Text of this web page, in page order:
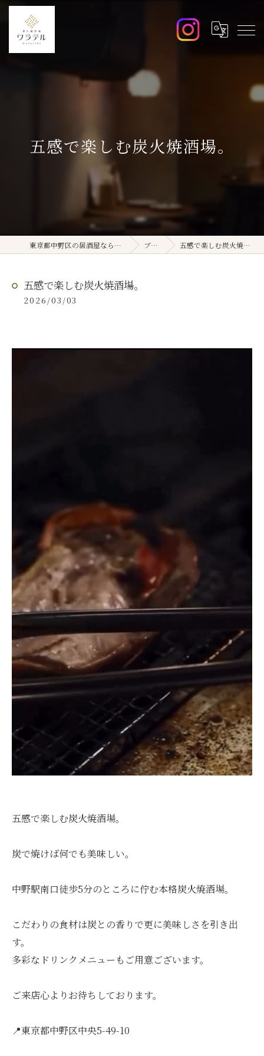
五感で楽しむ炭火焼酒場。
東京都中野区の居酒屋ならワラテル ブログ 五感で楽しむ炭火焼酒場。
五感で楽しむ炭火焼酒場。
2026/03/03
五感で楽しむ炭火焼酒場。
炭で焼けば何でも美味しい。
中野駅南口徒歩5分のところに佇む本格炭火焼酒場。
こだわりの食材は炭との香りで更に美味しさを引き出
す。
多彩なドリンクメニューもご用意ございます。
ご来店心よりお待ちしております。
📍東京都中野区中央5-49-10